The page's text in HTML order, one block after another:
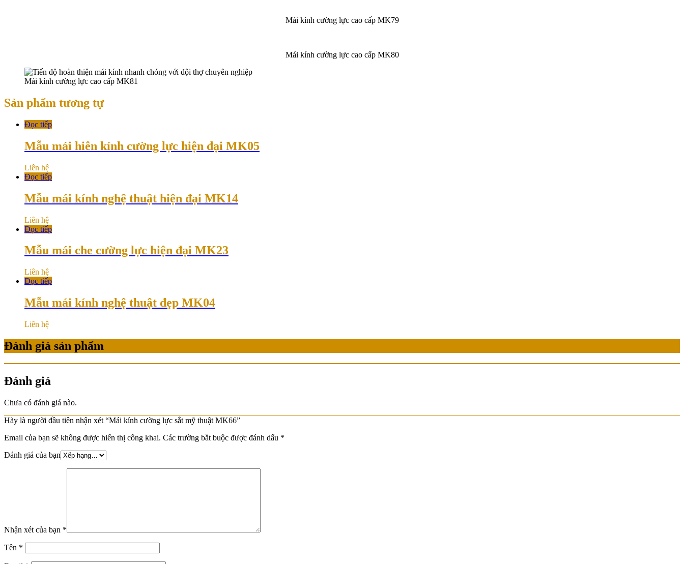
Mái kính cường lực cao cấp MK79
Mái kính cường lực cao cấp MK80
Mái kính cường lực cao cấp MK81
Sản phẩm tương tự
Đọc tiếp
Mẫu mái hiên kính cường lực hiện đại MK05
Liên hệ
Đọc tiếp
Mẫu mái kính nghệ thuật hiện đại MK14
Liên hệ
Đọc tiếp
Mẫu mái che cường lực hiện đại MK23
Liên hệ
Đọc tiếp
Mẫu mái kính nghệ thuật đẹp MK04
Liên hệ
Đánh giá sản phẩm
Đánh giá
Chưa có đánh giá nào.
Hãy là người đầu tiên nhận xét “Mái kính cường lực sắt mỹ thuật MK66”
Email của bạn sẽ không được hiển thị công khai. Các trường bắt buộc được đánh dấu *
Đánh giá của bạn
Nhận xét của bạn *
Tên *